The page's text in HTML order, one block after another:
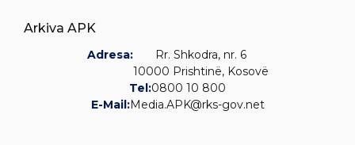
Arkiva APK
Adresa:
Rr. Shkodra, nr. 6
10000 Prishtinë, Kosovë
Tel:0800 10 800
E-Mail:Media.APK@rks-gov.net